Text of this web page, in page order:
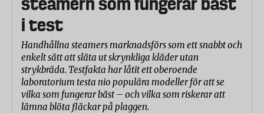
i test
Handhållna steamers marknadsförs som ett snabbt och
enkelt sätt att släta ut skrynkliga kläder utan
strykbräda. Testfakta har låtit ett oberoende
laboratorium testa nio populära modeller för att se
vilka som fungerar bäst – och vilka som riskerar att
lämna blöta fläckar på plaggen.